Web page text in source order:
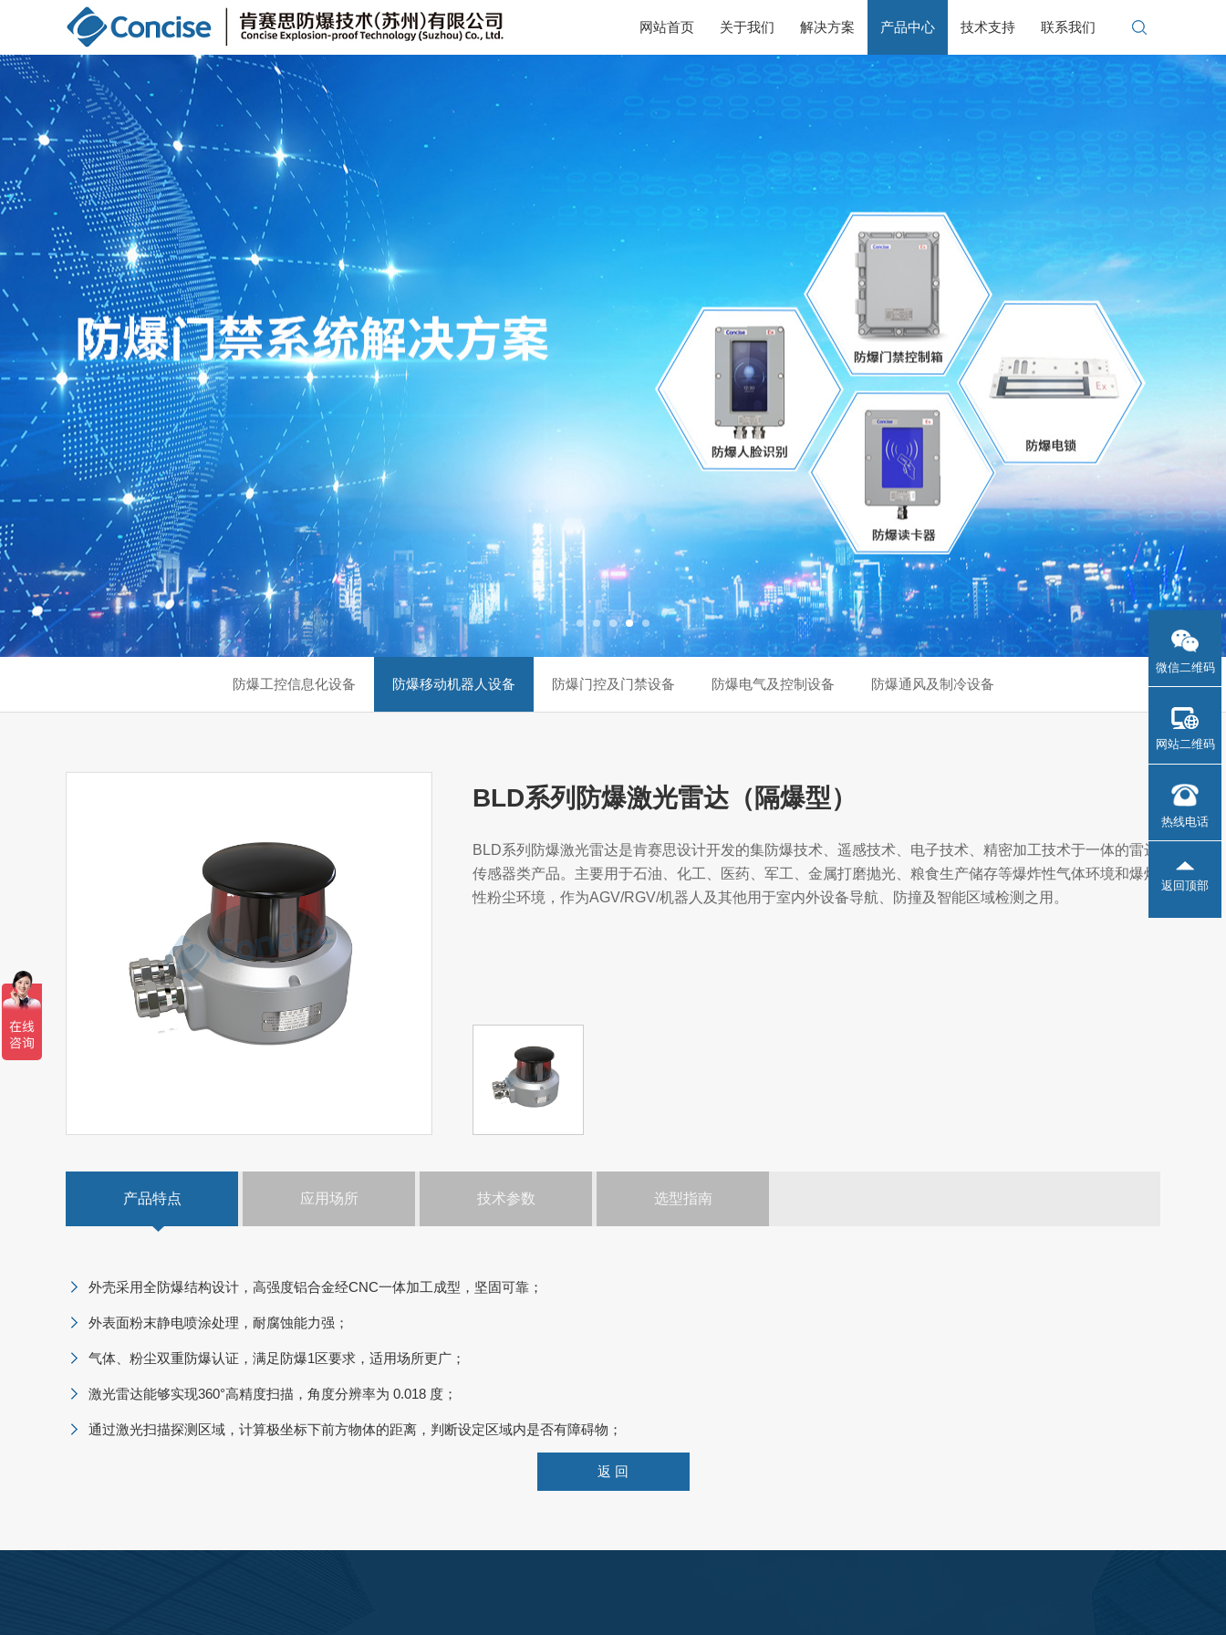
网站首页 关于我们 解决方案 产品中心 技术支持 联系我们
防爆工控信息化设备 防爆移动机器人设备 防爆门控及门禁设备 防爆电气及控制设备 防爆通风及制冷设备
BLD系列防爆激光雷达（隔爆型）
BLD系列防爆激光雷达是肯赛思设计开发的集防爆技术、遥感技术、电子技术、精密加工技术于一体的雷达
传感器类产品。主要用于石油、化工、医药、军工、金属打磨抛光、粮食生产储存等爆炸性气体环境和爆炸
性粉尘环境，作为AGV/RGV/机器人及其他用于室内外设备导航、防撞及智能区域检测之用。
产品特点 应用场所 技术参数 选型指南
外壳采用全防爆结构设计，高强度铝合金经CNC一体加工成型，坚固可靠；
外表面粉末静电喷涂处理，耐腐蚀能力强；
气体、粉尘双重防爆认证，满足防爆1区要求，适用场所更广；
激光雷达能够实现360°高精度扫描，角度分辨率为 0.018 度；
通过激光扫描探测区域，计算极坐标下前方物体的距离，判断设定区域内是否有障碍物；
微信二维码
网站二维码
热线电话
返回顶部